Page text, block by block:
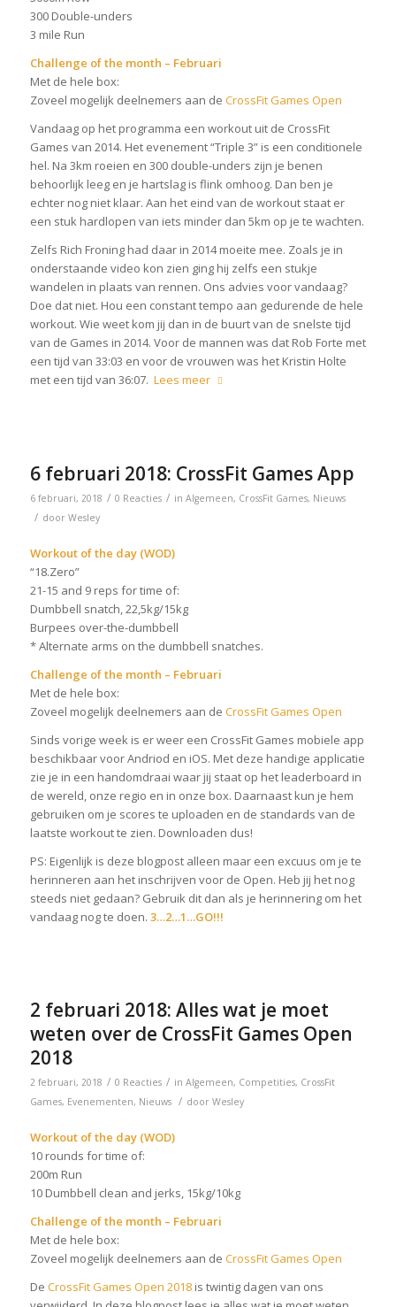
300 Double-unders
3 mile Run
Challenge of the month – Februari
Met de hele box:
Zoveel mogelijk deelnemers aan de CrossFit Games Open
Vandaag op het programma een workout uit de CrossFit
Games van 2014. Het evenement “Triple 3” is een conditionele
hel. Na 3km roeien en 300 double-unders zijn je benen
behoorlijk leeg en je hartslag is flink omhoog. Dan ben je
echter nog niet klaar. Aan het eind van de workout staat er
een stuk hardlopen van iets minder dan 5km op je te wachten.
Zelfs Rich Froning had daar in 2014 moeite mee. Zoals je in
onderstaande video kon zien ging hij zelfs een stukje
wandelen in plaats van rennen. Ons advies voor vandaag?
Doe dat niet. Hou een constant tempo aan gedurende de hele
workout. Wie weet kom jij dan in de buurt van de snelste tijd
van de Games in 2014. Voor de mannen was dat Rob Forte met
een tijd van 33:03 en voor de vrouwen was het Kristin Holte
met een tijd van 36:07. Lees meer
6 februari 2018: CrossFit Games App
6 februari, 2018 / 0 Reacties / in Algemeen, CrossFit Games, Nieuws
/ door Wesley
Workout of the day (WOD)
“18.Zero”
21-15 and 9 reps for time of:
Dumbbell snatch, 22,5kg/15kg
Burpees over-the-dumbbell
* Alternate arms on the dumbbell snatches.
Challenge of the month – Februari
Met de hele box:
Zoveel mogelijk deelnemers aan de CrossFit Games Open
Sinds vorige week is er weer een CrossFit Games mobiele app
beschikbaar voor Andriod en iOS. Met deze handige applicatie
zie je in een handomdraai waar jij staat op het leaderboard in
de wereld, onze regio en in onze box. Daarnaast kun je hem
gebruiken om je scores te uploaden en de standards van de
laatste workout te zien. Downloaden dus!
PS: Eigenlijk is deze blogpost alleen maar een excuus om je te
herinneren aan het inschrijven voor de Open. Heb jij het nog
steeds niet gedaan? Gebruik dit dan als je herinnering om het
vandaag nog te doen. 3…2…1…GO!!!
2 februari 2018: Alles wat je moet
weten over de CrossFit Games Open
2018
2 februari, 2018 / 0 Reacties / in Algemeen, Competities, CrossFit
Games, Evenementen, Nieuws / door Wesley
Workout of the day (WOD)
10 rounds for time of:
200m Run
10 Dumbbell clean and jerks, 15kg/10kg
Challenge of the month – Februari
Met de hele box:
Zoveel mogelijk deelnemers aan de CrossFit Games Open
De CrossFit Games Open 2018is twintig dagen van ons